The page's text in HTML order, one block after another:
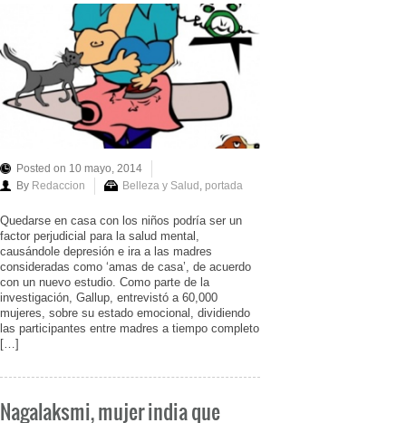
Posted on 10 mayo, 2014
By Redaccion Belleza y Salud portada
Quedarse en casa con los niños podría ser un
factor perjudicial para la salud mental,
causándole depresión e ira a las madres
consideradas como ‘amas de casa’, de acuerdo
con un nuevo estudio. Como parte de la
investigación, Gallup, entrevistó a 60,000
mujeres, sobre su estado emocional, dividiendo
las participantes entre madres a tiempo completo
[…]
Nagalaksmi, mujer india que